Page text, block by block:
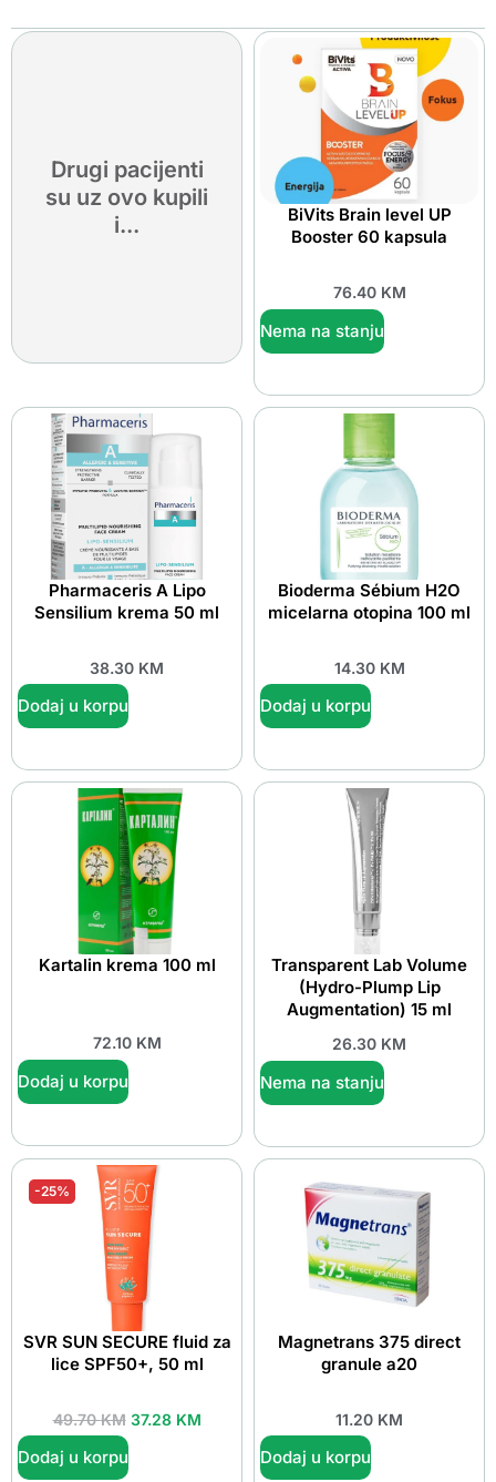
Drugi pacijenti
su uz ovo kupili
i...
BiVits Brain level UP
Booster 60 kapsula
76.40 KM
Nema na stanju
Pharmaceris A Lipo
Sensilium krema 50 ml
38.30 KM
Dodaj u korpu
Bioderma Sébium H2O
micelarna otopina 100 ml
14.30 KM
Dodaj u korpu
Kartalin krema 100 ml
72.10 KM
Dodaj u korpu
Transparent Lab Volume
(Hydro-Plump Lip
Augmentation) 15 ml
26.30 KM
Nema na stanju
-25%
SVR SUN SECURE fluid za
lice SPF50+, 50 ml
49.70KM 37.28 KM
Dodaj u korpu
Magnetrans 375 direct
granule a20
11.20 KM
Dodaj u korpu